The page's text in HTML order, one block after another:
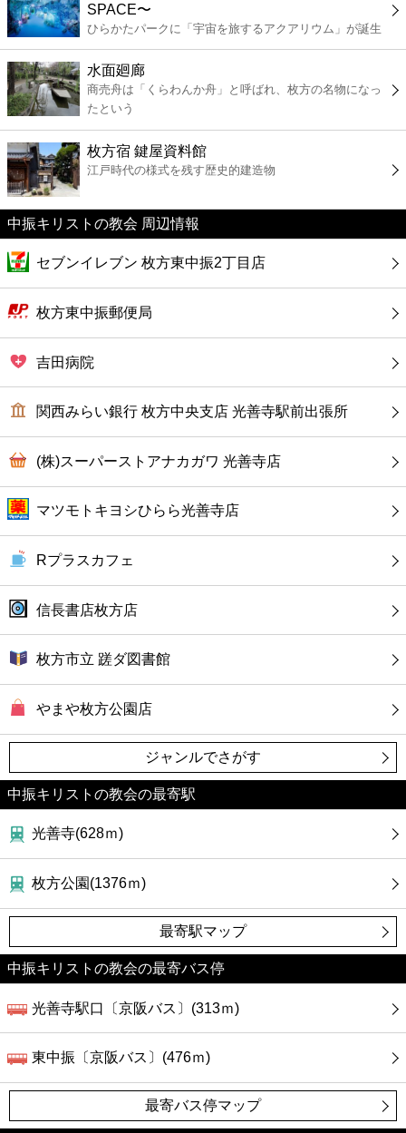
書店
ファミレス
カフェ
ショッピング
銀行
公共
病院
ホテル
SPACE〜
ひらかたパークに「宇宙を旅するアクアリウム」が誕生
水面廻廊
商売舟は「くらわんか舟」と呼ばれ、枚方の名物になっ
たという
枚方宿 鍵屋資料館
江戸時代の様式を残す歴史的建造物
中振キリストの教会 周辺情報
セブンイレブン 枚方東中振2丁目店
枚方東中振郵便局
吉田病院
関西みらい銀行 枚方中央支店 光善寺駅前出張所
(株)スーパーストアナカガワ 光善寺店
マツモトキヨシひらら光善寺店
Rプラスカフェ
信長書店枚方店
枚方市立 蹉ダ図書館
やまや枚方公園店
ジャンルでさがす
中振キリストの教会の最寄駅
光善寺(628ｍ)
枚方公園(1376ｍ)
最寄駅マップ
中振キリストの教会の最寄バス停
光善寺駅口〔京阪バス〕(313ｍ)
東中振〔京阪バス〕(476ｍ)
最寄バス停マップ